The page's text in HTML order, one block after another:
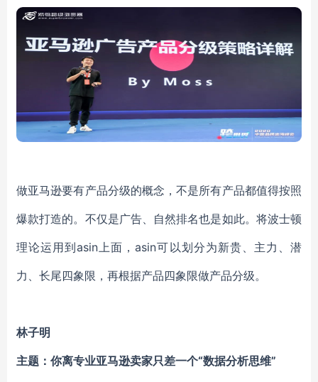
做亚马逊要有产品分级的概念，不是所有产品都值得按照
爆款打造的。不仅是广告、自然排名也是如此。将波士顿
理论运用到asin上面，asin可以划分为新贵、主力、潜
力、长尾四象限，再根据产品四象限做产品分级。
林子明
主题：你离专业亚马逊卖家只差一个“数据分析思维”